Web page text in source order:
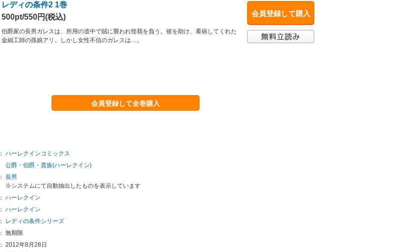
会員登録して購入
レディの条件2 1巻
500pt/550円(税込)
伯爵家の長男ガレスは、所用の道中で賊に襲われ怪我を負う。彼を助け、看病してくれた
金細工師の孫娘アリ。しかし女性不信のガレスは…。
会員登録して全巻購入
： ハーレクインコミックス
公爵・伯爵・貴族(ハーレクイン)
： 長男
※システムにて自動抽出したものを表示しています
： ハーレクイン
： ハーレクイン
：
レディの条件シリーズ
： 無期限
： 2012年8月28日